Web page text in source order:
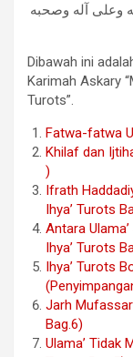
وعلى آله وصحبه
Dibawah ini
Karimah Askary
Turots”.
Fatwa-fatwa
Khilaf dan
)
Ifrath
Ihya’ Turots
Antara
Ihya’ Turots
Ihya’ Turots
Jarh
Bag.6)
Ulama’ Tidak